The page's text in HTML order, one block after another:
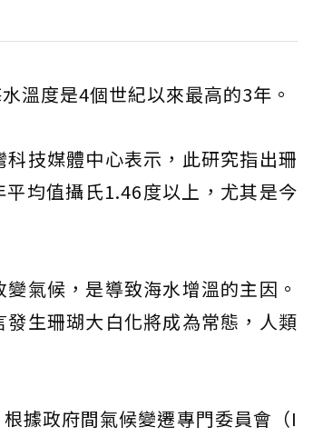
溫度是4個世紀以來最高的3年。
技媒體中心表示，此研究指出珊
均值攝氏1.46度以上，尤其是今
氣候，是導致海水增溫的主因。
生珊瑚大白化將成為常態，人類
據政府間氣候變遷專門委員會（I